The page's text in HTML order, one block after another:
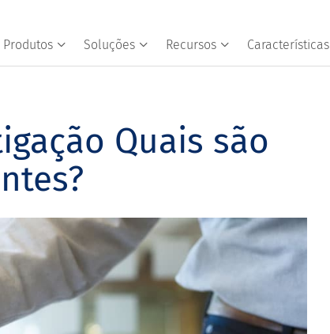
Produtos Soluções Recursos Características
Quais são